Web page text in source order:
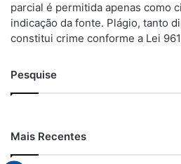
parcial é permitida apenas como
indicação da fonte. Plágio, tanto
constitui crime conforme a Lei
Pesquise
Mais Recentes